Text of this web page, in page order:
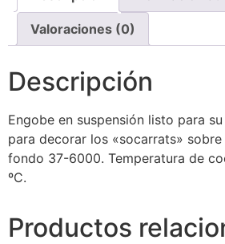
Valoraciones (0)
Descripción
Engobe en suspensión listo para
para decorar los «socarrats»
fondo 37-6000. Temperatura de
ºC.
Productos